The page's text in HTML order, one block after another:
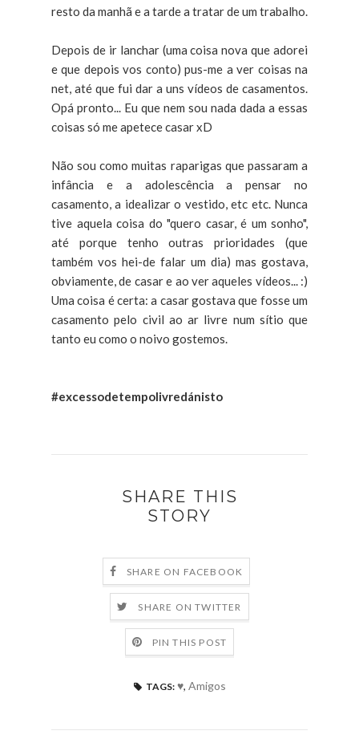
resto da manhã e a tarde a tratar de um trabalho.
Depois de ir lanchar (uma coisa nova que adorei
e que depois vos conto) pus-me a ver coisas na
net, até que fui dar a uns vídeos de casamentos.
Opá pronto... Eu que nem sou nada dada a essas
coisas só me apetece casar xD
Não sou como muitas raparigas que passaram a
infância e a adolescência a pensar no
casamento, a idealizar o vestido, etc etc. Nunca
tive aquela coisa do "quero casar, é um sonho",
até porque tenho outras prioridades (que
também vos hei-de falar um dia) mas gostava,
obviamente, de casar e ao ver aqueles vídeos... :)
Uma coisa é certa: a casar gostava que fosse um
casamento pelo civil ao ar livre num sítio que
tanto eu como o noivo gostemos.
#excessodetempolivredánisto
SHARE THIS
STORY
SHARE ON FACEBOOK
SHARE ON TWITTER
PIN THIS POST
TAGS: ♥, Amigos